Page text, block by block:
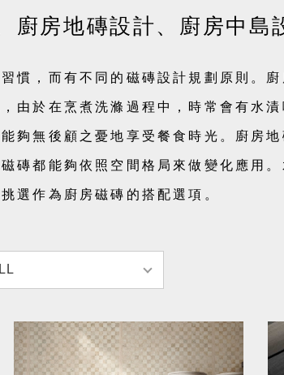
廚房地磚設計、廚房中島
慣，而有不同的磁磚設計規劃原則。廚
由於在烹煮洗滌過程中，時常會有水漬
夠無後顧之憂地享受餐食時光。廚房地
磚都能夠依照空間格局來做變化應用。
選作為廚房磁磚的搭配選項。